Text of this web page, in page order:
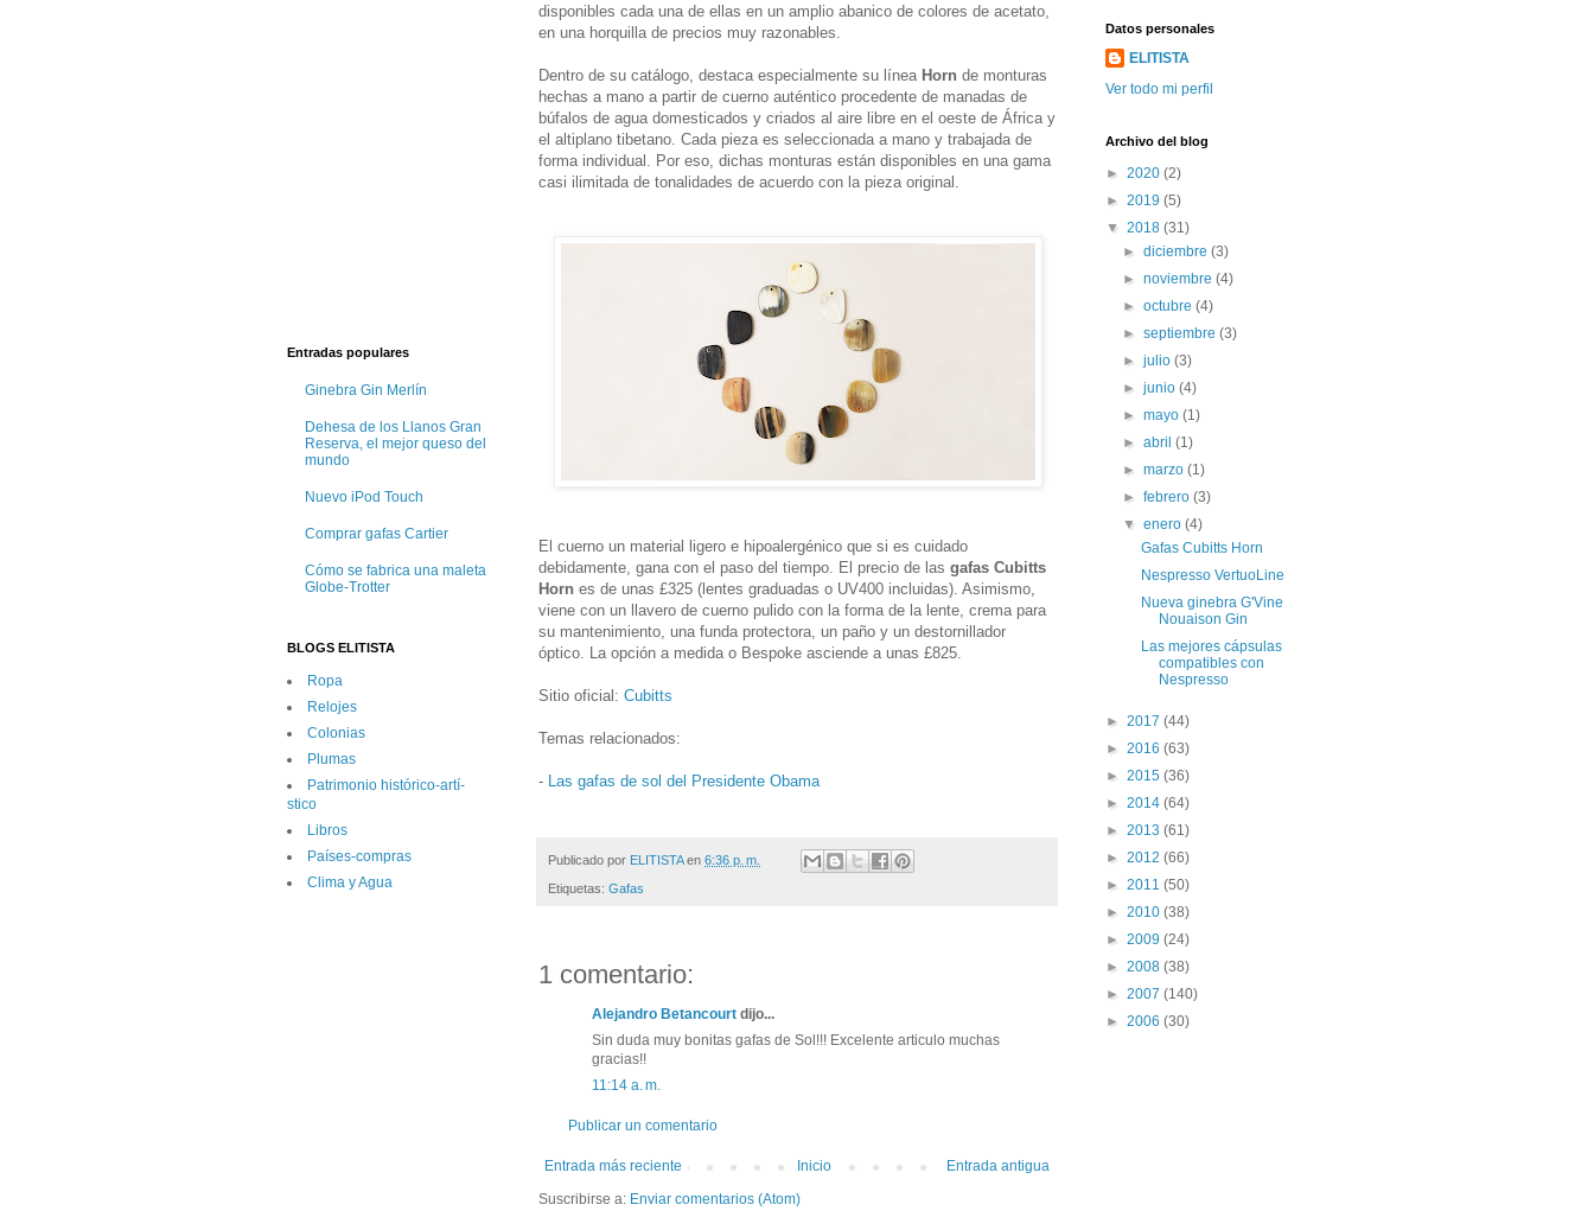
disponibles cada una de ellas en un amplio abanico de colores de acetato,
en una horquilla de precios muy razonables.
Dentro de su catálogo, destaca especialmente su línea Horn de monturas
hechas a mano a partir de cuerno auténtico procedente de manadas de
búfalos de agua domesticados y criados al aire libre en el oeste de África y
el altiplano tibetano. Cada pieza es seleccionada a mano y trabajada de
forma individual. Por eso, dichas monturas están disponibles en una gama
casi ilimitada de tonalidades de acuerdo con la pieza original.
El cuerno un material ligero e hipoalergénico que si es cuidado
debidamente, gana con el paso del tiempo. El precio de las gafas Cubitts
Horn es de unas £325 (lentes graduadas o UV400 incluidas). Asimismo,
viene con un llavero de cuerno pulido con la forma de la lente, crema para
su mantenimiento, una funda protectora, un paño y un destornillador
óptico. La opción a medida o Bespoke asciende a unas £825.
Sitio oficial: Cubitts
Temas relacionados:
- Las gafas de sol del Presidente Obama
Publicado por ELITISTA en 6:36 p. m.
Etiquetas: Gafas
1 comentario:
Alejandro Betancourt dijo...
Sin duda muy bonitas gafas de Sol!!! Excelente articulo muchas
gracias!!
11:14 a. m.
Publicar un comentario
Entrada más reciente Entrada antigua
Inicio
Suscribirse a: Enviar comentarios (Atom)
Entradas populares
Ginebra Gin Merlín
Dehesa de los Llanos Gran
Reserva, el mejor queso del
mundo
Nuevo iPod Touch
Comprar gafas Cartier
Cómo se fabrica una maleta
Globe-Trotter
BLOGS ELITISTA
Ropa
Relojes
Colonias
Plumas
Patrimonio histórico-artí­
stico
Libros
Paí­ses-compras
Clima y Agua
Datos personales
ELITISTA
Ver todo mi perfil
Archivo del blog
► 2020 (2)
► 2019 (5)
▼ 2018 (31)
►diciembre(3)
►noviembre(4)
►octubre(4)
►septiembre(3)
►julio(3)
►junio(4)
►mayo(1)
►abril(1)
►marzo(1)
►febrero(3)
▼enero(4)
Gafas Cubitts Horn
Nespresso VertuoLine
Nueva ginebra G'Vine
Nouaison Gin
Las mejores cápsulas
compatibles con
Nespresso
► 2017 (44)
► 2016 (63)
► 2015 (36)
► 2014 (64)
► 2013 (61)
► 2012 (66)
► 2011 (50)
► 2010 (38)
► 2009 (24)
► 2008 (38)
► 2007 (140)
► 2006 (30)